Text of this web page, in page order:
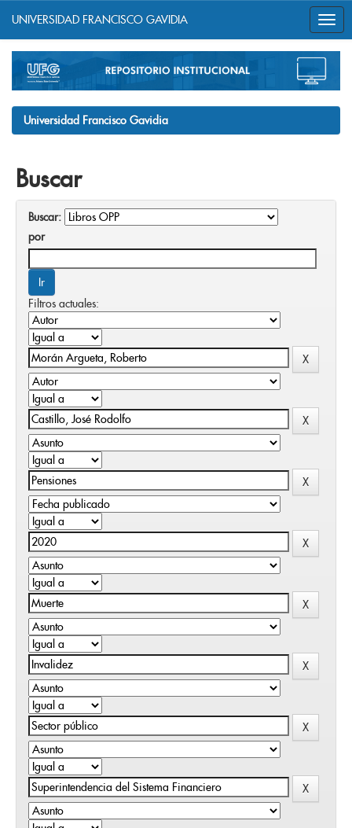
navigation
UNIVERSIDAD FRANCISCO GAVIDIA
Universidad Francisco Gavidia
Buscar
Buscar:
por
Filtros actuales: